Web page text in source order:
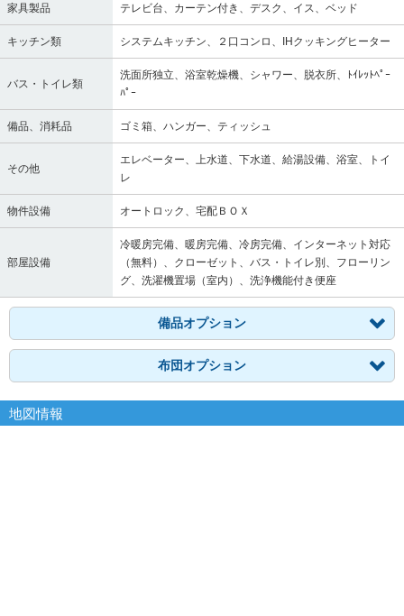
家具製品 テレビ台、カーテン付き、デスク、イス、ベッド
キッチン類 システムキッチン、２口コンロ、IHクッキングヒーター
バス・トイレ類
洗面所独立、浴室乾燥機、シャワー、脱衣所、ﾄｲﾚｯﾄﾍﾟｰ
ﾊﾟｰ
備品、消耗品 ゴミ箱、ハンガー、ティッシュ
その他
エレベーター、上水道、下水道、給湯設備、浴室、トイ
レ
物件設備 オートロック、宅配ＢＯＸ
部屋設備
冷暖房完備、暖房完備、冷房完備、インターネット対応
（無料）、クローゼット、バス・トイレ別、フローリン
グ、洗濯機置場（室内）、洗浄機能付き便座
備品オプション
布団オプション
地図情報